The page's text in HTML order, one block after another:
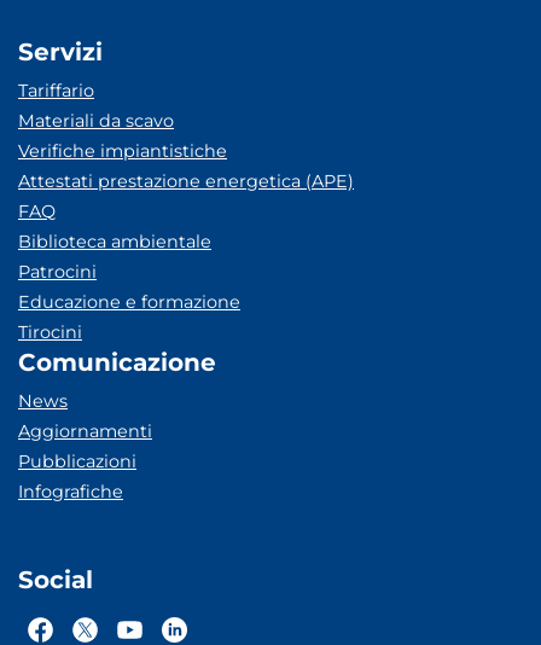
Servizi
Tariffario
Materiali da scavo
Verifiche impiantistiche
Attestati prestazione energetica (APE)
FAQ
Biblioteca ambientale
Patrocini
Educazione e formazione
Tirocini
Comunicazione
News
Aggiornamenti
Pubblicazioni
Infografiche
Social